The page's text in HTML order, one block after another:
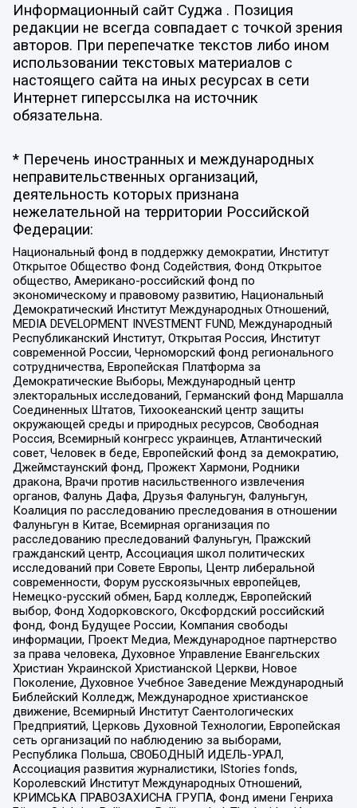
Информационный сайт Суджа . Позиция
редакции не всегда совпадает с точкой зрения
авторов. При перепечатке текстов либо ином
использовании текстовых материалов с
настоящего сайта на иных ресурсах в сети
Интернет гиперссылка на источник
обязательна.
* Перечень иностранных и международных
неправительственных организаций,
деятельность которых признана
нежелательной на территории Российской
Федерации:
Национальный фонд в поддержку демократии, Институт
Открытое Общество Фонд Содействия, Фонд Открытое
общество, Американо-российский фонд по
экономическому и правовому развитию, Национальный
Демократический Институт Международных Отношений,
MEDIA DEVELOPMENT INVESTMENT FUND, Международный
Республиканский Институт, Открытая Россия, Институт
современной России, Черноморский фонд регионального
сотрудничества, Европейская Платформа за
Демократические Выборы, Международный центр
электоральных исследований, Германский фонд Маршалла
Соединенных Штатов, Тихоокеанский центр защиты
окружающей среды и природных ресурсов, Свободная
Россия, Всемирный конгресс украинцев, Атлантический
совет, Человек в беде, Европейский фонд за демократию,
Джеймстаунский фонд, Прожект Хармони, Родники
дракона, Врачи против насильственного извлечения
органов, Фалунь Дафа, Друзья Фалуньгун, Фалуньгун,
Коалиция по расследованию преследования в отношении
Фалуньгун в Китае, Всемирная организация по
расследованию преследований Фалуньгун, Пражский
гражданский центр, Ассоциация школ политических
исследований при Совете Европы, Центр либеральной
современности, Форум русскоязычных европейцев,
Немецко-русский обмен, Бард колледж, Европейский
выбор, Фонд Ходорковского, Оксфордский российский
фонд, Фонд Будущее России, Компания свободы
информации, Проект Медиа, Международное партнерство
за права человека, Духовное Управление Евангельских
Христиан Украинской Христианской Церкви, Новое
Поколение, Духовное Учебное Заведение Международный
Библейский Колледж, Международное христианское
движение, Всемирный Институт Саентологических
Предприятий, Церковь Духовной Технологии, Европейская
сеть организаций по наблюдению за выборами,
Республика Польша, СВОБОДНЫЙ ИДЕЛЬ-УРАЛ,
Ассоциация развития журналистики, IStories fonds,
Королевский Институт Международных Отношений,
КРИМСЬКА ПРАВОЗАХИСНА ГРУПА, Фонд имени Генриха